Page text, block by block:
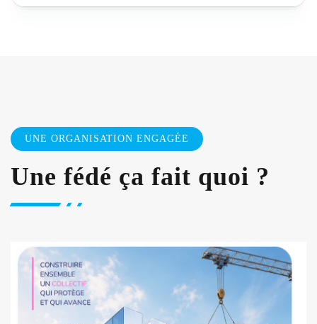
UNE ORGANISATION ENGAGÉE
Une fédé ça fait quoi ?